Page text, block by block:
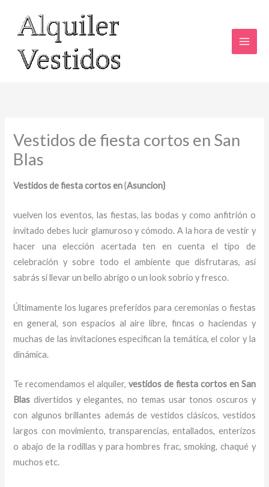
contenido
Vestidos de fiesta cortos en San
Blas
Vestidos de fiesta cortos en{Asuncion}
vuelven los eventos, las fiestas, las bodas y como anfitrión o
invitado debes lucir glamuroso y cómodo. A la hora de vestir y
hacer una elección acertada ten en cuenta el tipo de
celebración y sobre todo el ambiente que disfrutaras, así
sabrás si llevar un bello abrigo o un look sobrio y fresco.
Últimamente los lugares preferidos para ceremonias o fiestas
en general, son espacios al aire libre, fincas o haciendas y
muchas de las invitaciones especifican la temática, el color y la
dinámica.
Te recomendamos el alquiler,vestidos de fiesta cortos en San
Blasdivertidos y elegantes, no temas usar tonos oscuros y
con algunos brillantes además de vestidos clásicos, vestidos
largos con movimiento, transparencias, entallados, enterizos
o abajo de la rodillas y para hombres frac, smoking, chaqué y
muchos etc.